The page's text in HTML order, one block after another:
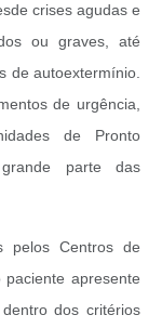
crises agudas e
ou graves, até
de autoextermínio.
de urgência,
de Pronto
parte das
pelos Centros de
apresente
dos critérios